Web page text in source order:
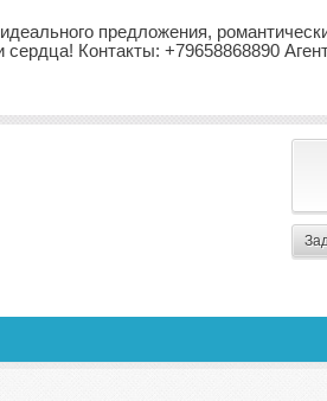
предложения,
Контакты: +79658868890